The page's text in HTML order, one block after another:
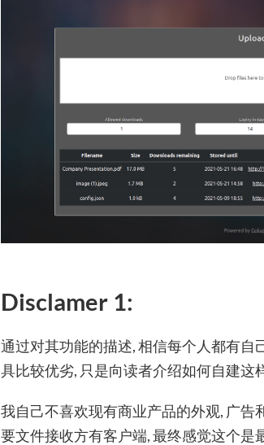
Disclamer 1:
通过对其功能的描述, 相信每个人都有自
具比较优劣, 只是向读者介绍如何自建这
我自己不喜欢现有商业产品的外观, 广告
要文件接收方有客户端, 最终感觉这个是